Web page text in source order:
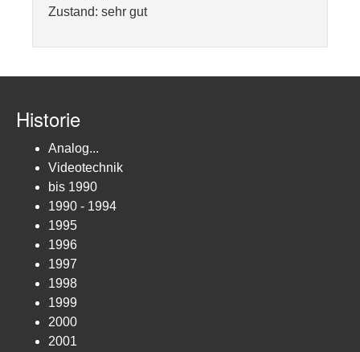
Zustand: sehr gut
Historie
Analog...
Videotechnik
bis 1990
1990 - 1994
1995
1996
1997
1998
1999
2000
2001